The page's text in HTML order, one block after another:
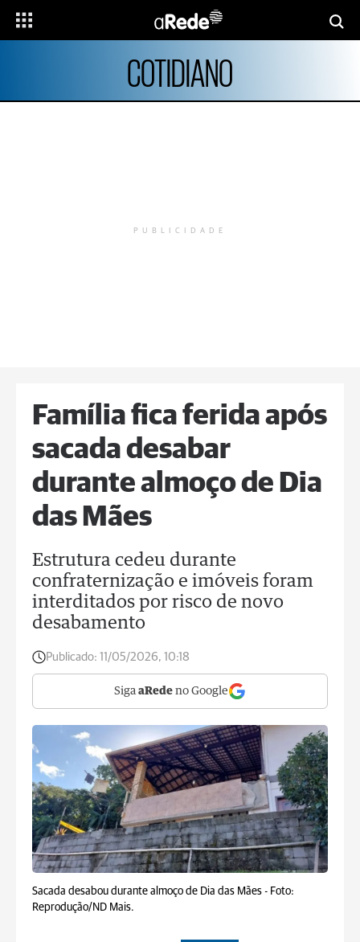
COTIDIANO
PUBLICIDADE
Família fica ferida após
sacada desabar
durante almoço de Dia
das Mães
Estrutura cedeu durante
confraternização e imóveis foram
interditados por risco de novo
desabamento
Publicado: 11/05/2026, 10:18
Siga aRede no Google
Sacada desabou durante almoço de Dia das Mães - Foto:
Reprodução/ND Mais.